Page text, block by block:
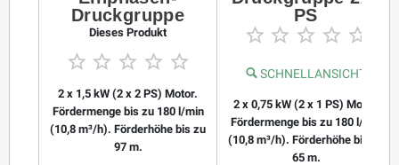
Druckgruppe
Dieses Produkt
    
2 x 1,5 kW (2 x 2 PS) Motor.
Fördermenge bis zu 180 l/min
(10,8 m³/h). Förderhöhe bis zu
97 m.
PS
    
SCHNELLANSICHT
2 x 0,75 kW (2 x 1 PS) Motor.
Fördermenge bis zu 180 l/min
(10,8 m³/h). Förderhöhe bis zu
65 m.